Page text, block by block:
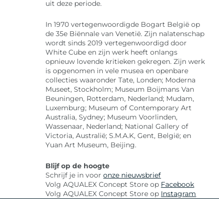
uit deze periode.
In 1970 vertegenwoordigde Bogart België op
de 35e Biënnale van Venetië. Zijn nalatenschap
wordt sinds 2019 vertegenwoordigd door
White Cube en zijn werk heeft onlangs
opnieuw lovende kritieken gekregen. Zijn werk
is opgenomen in vele musea en openbare
collecties waaronder Tate, Londen; Moderna
Museet, Stockholm; Museum Boijmans Van
Beuningen, Rotterdam, Nederland; Mudam,
Luxemburg; Museum of Contemporary Art
Australia, Sydney; Museum Voorlinden,
Wassenaar, Nederland; National Gallery of
Victoria, Australië; S.M.A.K, Gent, België; en
Yuan Art Museum, Beijing.
Blijf op de hoogte
Schrijf je in vooronze nieuwsbrief
Volg AQUALEX Concept Store op Facebook
Volg AQUALEX Concept Store op Instagram